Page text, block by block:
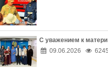
06.08 Бытовое насилие - не
06.08 Инвестиции в здоровье
06.08 Борьба с наркоманией
С уважением к матери
09.06.2026
6245